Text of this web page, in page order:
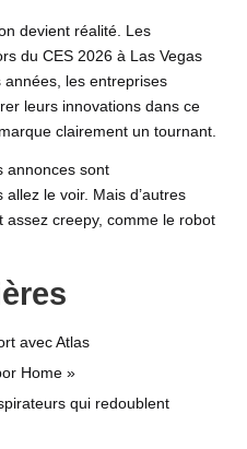
devient réalité. Les
du CES 2026 à Las Vegas
les entreprises
leurs innovations dans ce
clairement un tournant.
annonces sont
le voir. Mais d’autres
assez creepy, comme le robot
avec Atlas
Home »
qui redoublent